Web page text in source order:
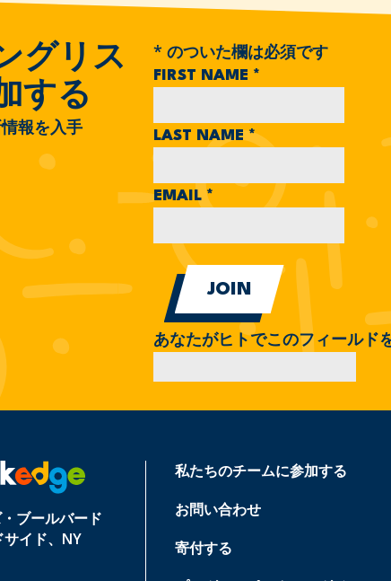
グリス
する
報を入手
* のついた欄は必須です
FIRST NAME *
LAST NAME *
EMAIL *
あなたがヒトでこのフィールド
ブールバード
サイド、NY
私たちのチームに参加する
お問い合わせ
寄付する